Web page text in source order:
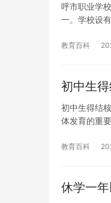
呼市职业学
一。学校设
教育百科
初中生
初中生得结
体发育的重
教育百科
休学一